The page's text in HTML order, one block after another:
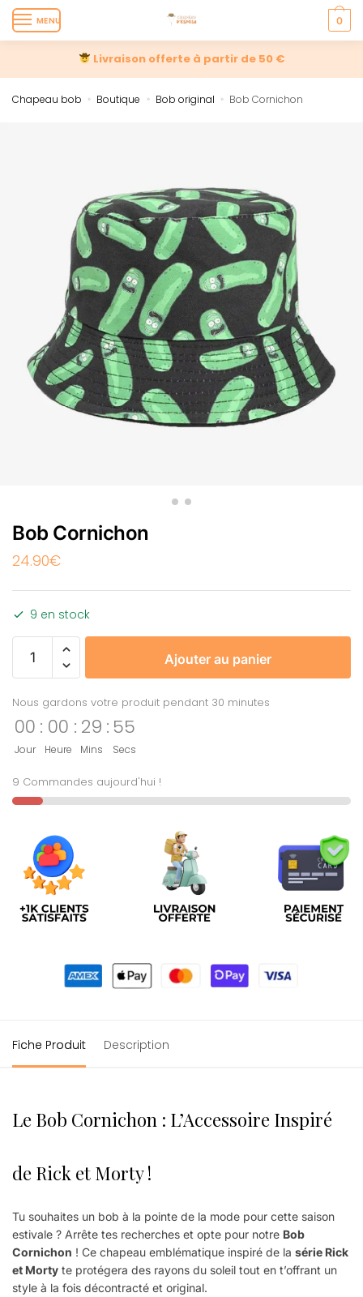
MENU 0
Livraison offerte à partir de 50 €
Chapeau bob » Boutique » Bob original » Bob Cornichon
Bob Cornichon
24.90€
9 en stock
Ajouter au panier
Nous gardons votre produit pendant 30 minutes
00
Jour
: 00
Heure
: 29
Mins
: 54
Secs
9 Commandes aujourd'hui !
Fiche Produit Description
Le Bob Cornichon : L’Accessoire Inspiré
de Rick et Morty !
Tu souhaites un bob à la pointe de la mode pour cette saison
estivale ? Arrête tes recherches et opte pour notre Bob
Cornichon ! Ce chapeau emblématique inspiré de la série Rick
et Morty te protégera des rayons du soleil tout en t’offrant un
style à la fois décontracté et original.